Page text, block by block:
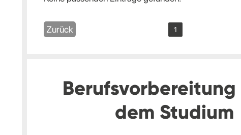
Zurück 1
Berufsvorbereitung
dem Studium